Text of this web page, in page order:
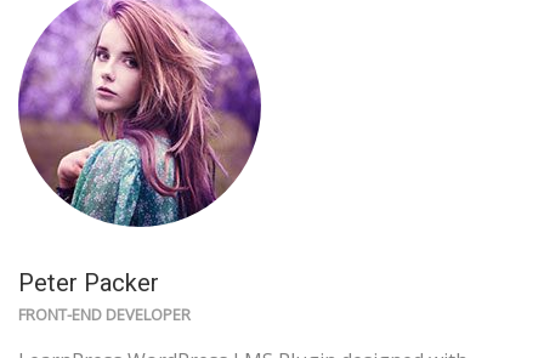
Peter Packer
FRONT-END DEVELOPER